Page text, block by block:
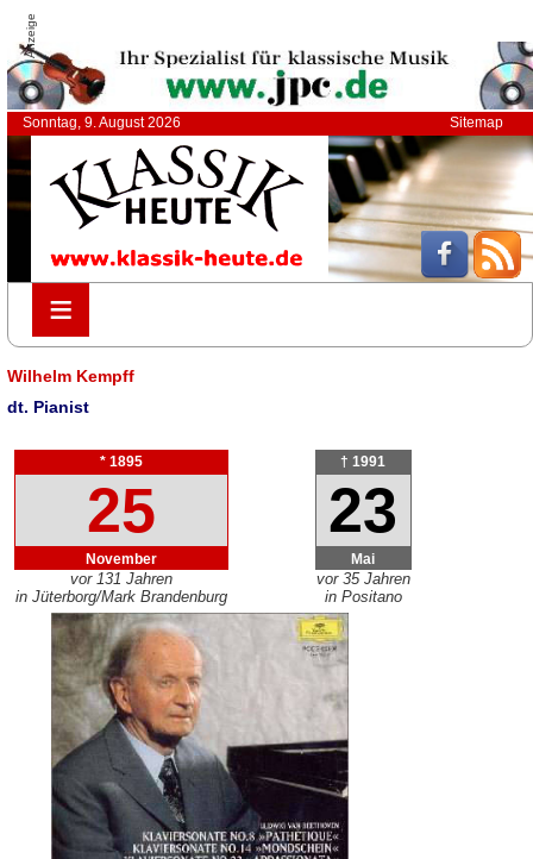
Anzeige
Sonntag, 9. August 2026 Sitemap
≡
≡
Wilhelm Kempff
dt. Pianist
* 1895
25
November
vor 131 Jahren
in Jüterborg/Mark Brandenburg
† 1991
23
Mai
vor 35 Jahren
in Positano